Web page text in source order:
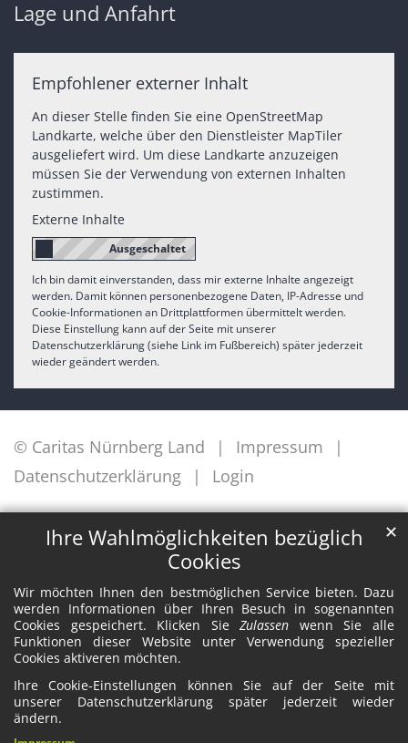
Ihre Wahlmöglichkeiten bezüglich
Cookies
Wir möchten Ihnen den bestmöglichen Service bieten. Dazu
werden Informationen über Ihren Besuch in sogenannten
Cookies gespeichert. Klicken SieZulassen wenn Sie alle
Funktionen dieser Website unter Verwendung spezieller
Cookies aktiveren möchten.
Ihre Cookie-Einstellungen können Sie auf der Seite mit
unserer Datenschutzerklärung später jederzeit wieder
ändern.
✕
Lage und Anfahrt
Empfohlener externer Inhalt
An dieser Stelle finden Sie eine OpenStreetMap
Landkarte, welche über den Dienstleister MapTiler
ausgeliefert wird. Um diese Landkarte anzuzeigen
müssen Sie der Verwendung von externen Inhalten
zustimmen.
Externe Inhalte
Ich bin damit einverstanden, dass mir externe Inhalte angezeigt
werden. Damit können personenbezogene Daten, IP-Adresse und
Cookie-Informationen an Drittplattformen übermittelt werden.
Diese Einstellung kann auf der Seite mit unserer
Datenschutzerklärung (siehe Link im Fußbereich) später jederzeit
wieder geändert werden.
© Caritas Nürnberg Land
Impressum
Datenschutzerklärung
Login